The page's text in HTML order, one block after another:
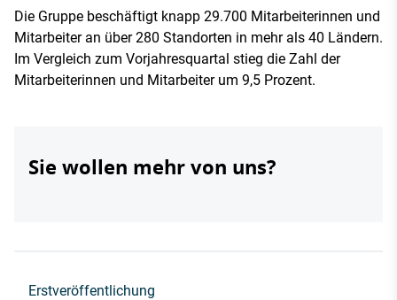
Die Gruppe beschäftigt knapp 29.700 Mitarbeiterinnen und
Mitarbeiter an über 280 Standorten in mehr als 40 Ländern.
Im Vergleich zum Vorjahresquartal stieg die Zahl der
Mitarbeiterinnen und Mitarbeiter um 9,5 Prozent.
Sie wollen mehr von uns?
Erstveröffentlichung